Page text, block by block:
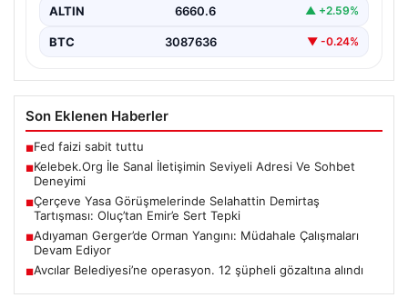
ALTIN 6660.6 ▲ +2.59%
BTC 3087636 ▼ -0.24%
Son Eklenen Haberler
■Fed faizi sabit tuttu
■Kelebek.Org İle Sanal İletişimin Seviyeli Adresi Ve Sohbet
Deneyimi
■Çerçeve Yasa Görüşmelerinde Selahattin Demirtaş
Tartışması: Oluç’tan Emir’e Sert Tepki
■Adıyaman Gerger’de Orman Yangını: Müdahale Çalışmaları
Devam Ediyor
■Avcılar Belediyesi’ne operasyon. 12 şüpheli gözaltına alındı